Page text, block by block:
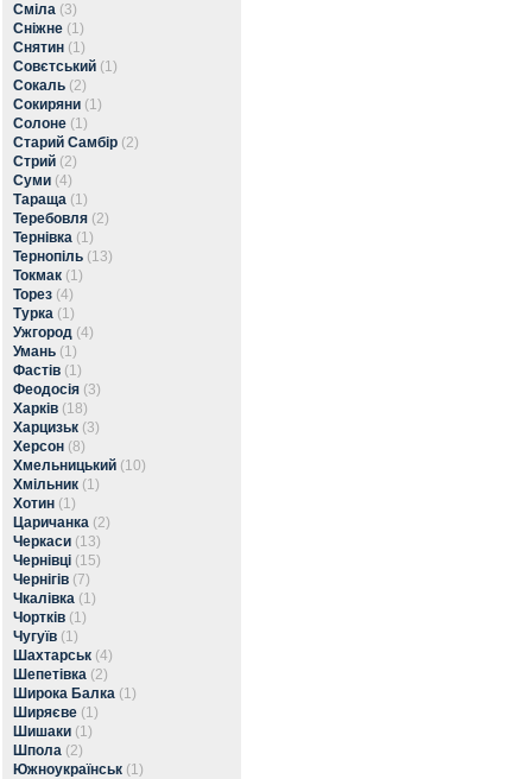
Сміла (3)
Сніжне (1)
Снятин (1)
Совєтський (1)
Сокаль (2)
Сокиряни (1)
Солоне (1)
Старий Самбір (2)
Стрий (2)
Суми (4)
Тараща (1)
Теребовля (2)
Тернівка (1)
Тернопіль (13)
Токмак (1)
Торез (4)
Турка (1)
Ужгород (4)
Умань (1)
Фастів (1)
Феодосія (3)
Харків (18)
Харцизьк (3)
Херсон (8)
Хмельницький (10)
Хмільник (1)
Хотин (1)
Царичанка (2)
Черкаси (13)
Чернівці (15)
Чернігів (7)
Чкалівка (1)
Чортків (1)
Чугуїв (1)
Шахтарськ (4)
Шепетівка (2)
Широка Балка (1)
Ширяєве (1)
Шишаки (1)
Шпола (2)
Южноукраїнськ (1)